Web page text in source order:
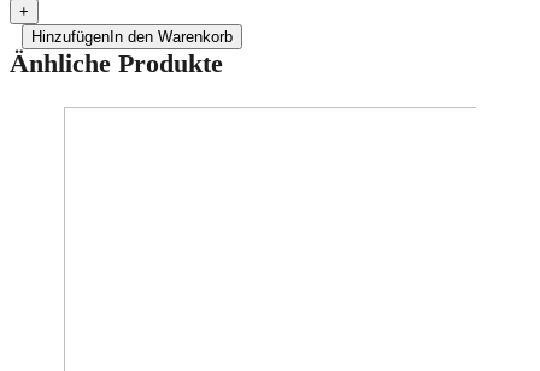
+
HinzufügenIn den Warenkorb
Änhliche Produkte